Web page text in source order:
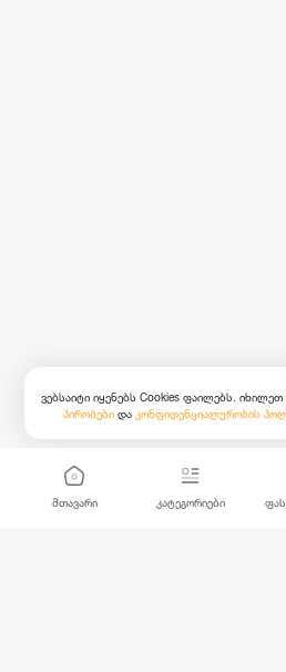
მთავარი კატეგორიები
ვებსაიტი იყენებს Cookies ფაილებს. იხილეთ
პირობები და კონფიდენციალურობის